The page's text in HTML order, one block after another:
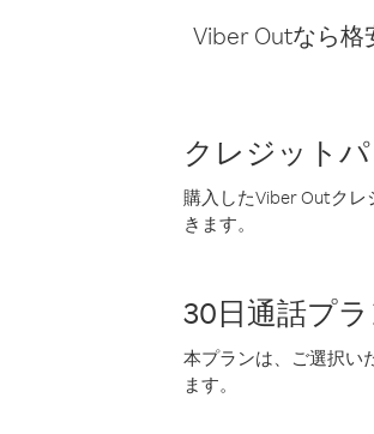
Viber Outなら
クレジット
購入したViber Outク
きます。
30日通話プラ
本プランは、ご選択い
ます。